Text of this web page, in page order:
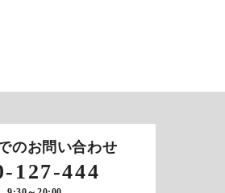
のお問い合わせ
127-444